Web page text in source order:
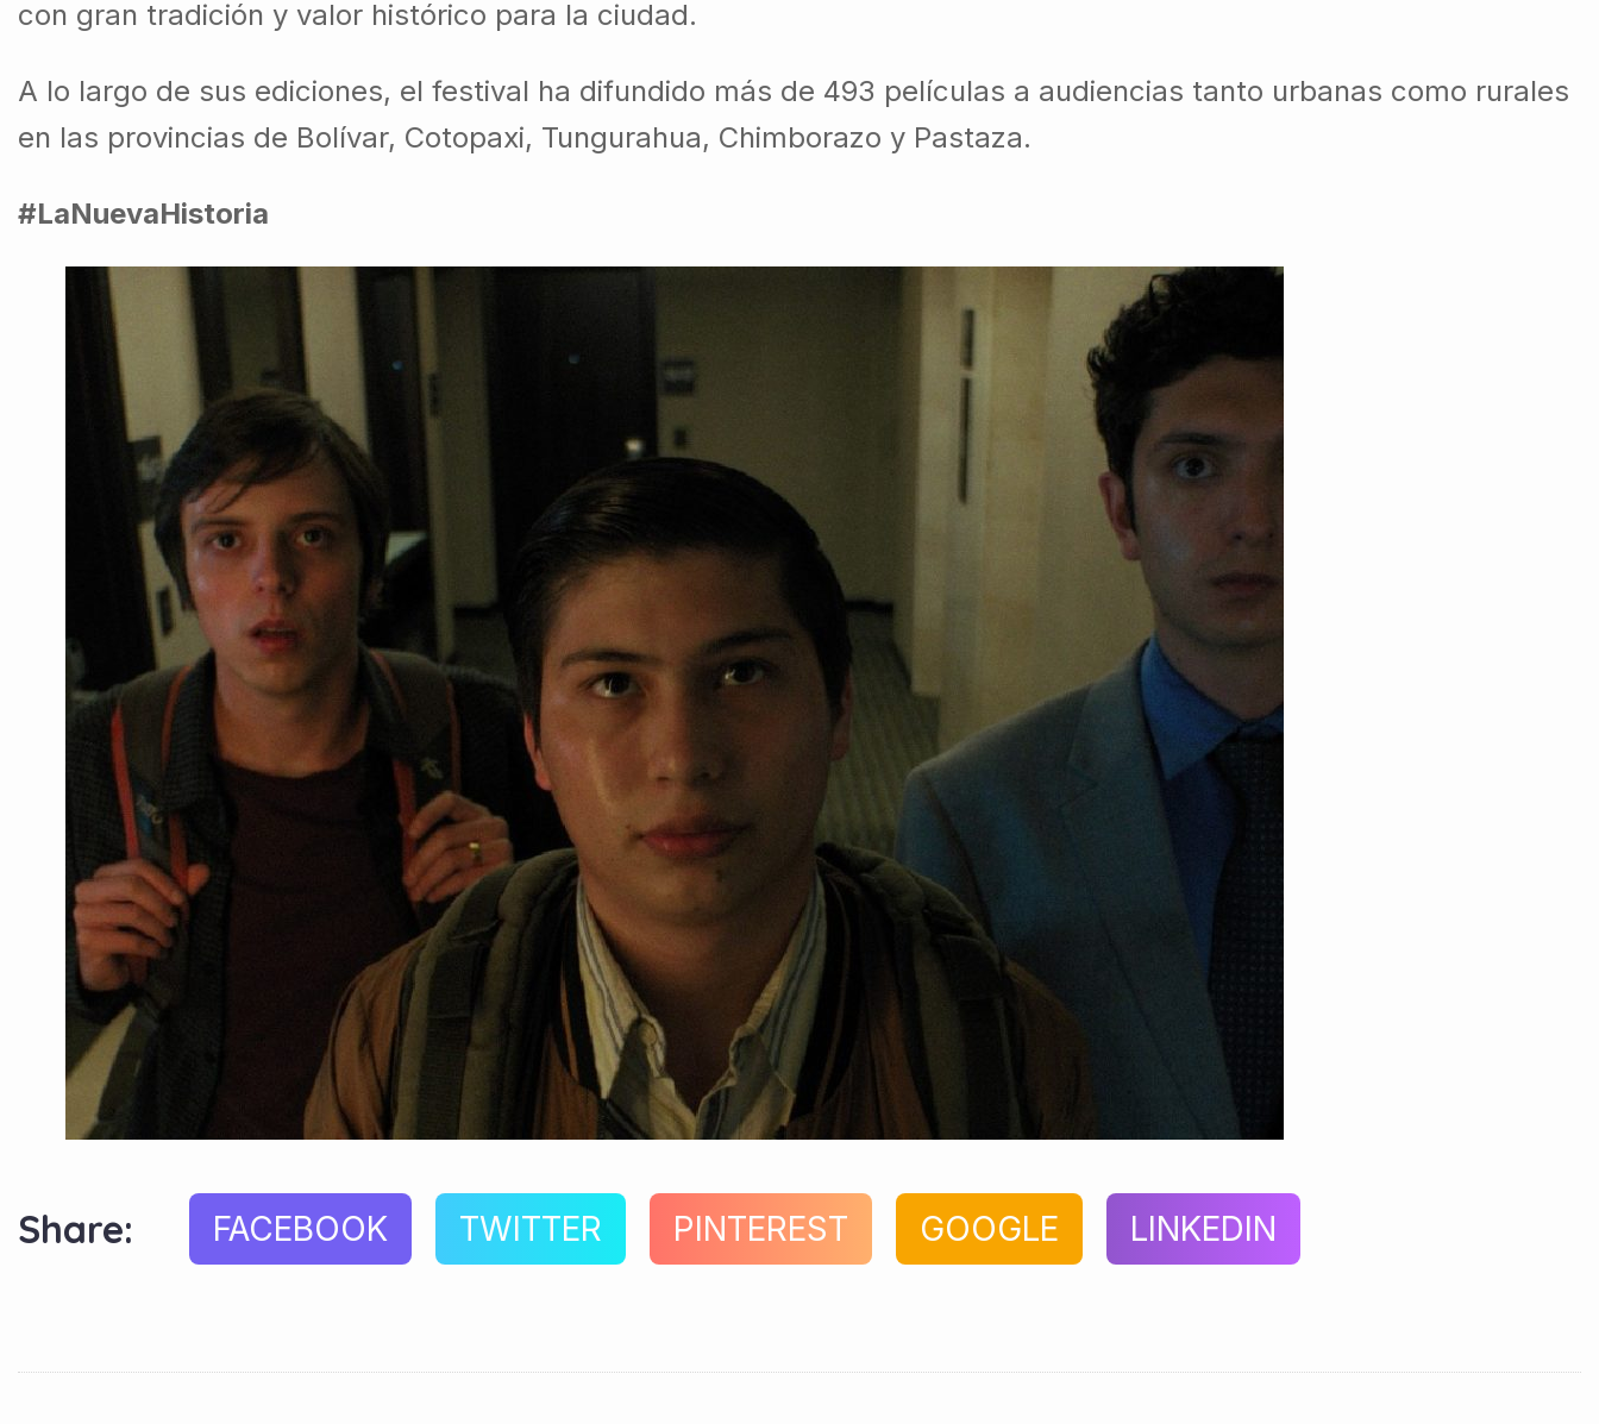
con gran tradición y valor histórico para la ciudad.
A lo largo de sus ediciones, el festival ha difundido más de 493 películas a audiencias tanto urbanas como rurales
en las provincias de Bolívar, Cotopaxi, Tungurahua, Chimborazo y Pastaza.
#LaNuevaHistoria
Share: FACEBOOK TWITTER PINTEREST GOOGLE LINKEDIN